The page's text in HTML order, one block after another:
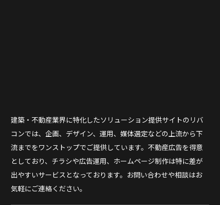
建築・不動産業界に特化したソリューション提供サイトのリバ
コンでは、企画、デザイン、運用、媒体選定などの上流から下
流までをワンストップでご提供しています。不動産広告を得意
としており、チラシや広告運用、ホームページ制作は特に差が
出やすいサービスとなっております。お問い合わせや相談はお
気軽にご連絡ください。